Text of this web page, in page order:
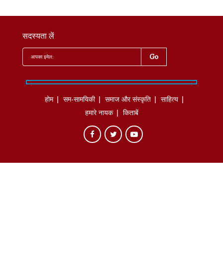
सदस्यता लें
होम सम-सामयिकी समाज और संस्कृति
साहित्‍य
हमारे नायक
किताबें